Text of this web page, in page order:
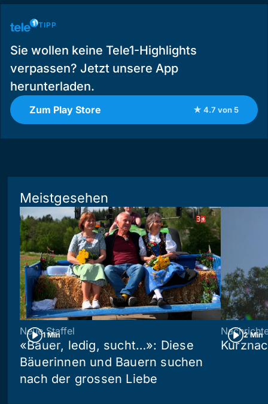
TIPP
Sie wollen keine Tele1-Highlights
verpassen? Jetzt unsere App
herunterladen.
Zum Play Store ★ 4.7 von 5
Meistgesehen
1 Min
Neue Staffel
«Bauer, ledig, sucht…»: Diese
Bäuerinnen und Bauern suchen
nach der grossen Liebe
2 Min